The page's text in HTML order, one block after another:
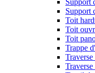
Support
Support
Toit
Toit
Toit
Trappe
Traverse